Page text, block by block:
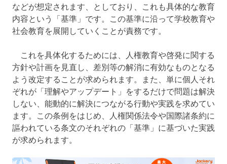
などが想定されます、としており、これも具体的な教育
内容という「基準」です。この基準に沿って学校教育や
社会教育を展開していくことが責務です。
これを具体化するためには、人権教育や啓発に関する
方針や計画を見直し、差別等の解消に有効なものとなる
よう改定することが求められます。また、単に個人それ
ぞれが「理解やアップデート」をするだけで問題は解決
しない、能動的に解決につながる行動や実践を求めてい
ます。この条例をはじめ、人権関係法令や国際諸条約に
謳われている条文のそれぞれの「基準」に基づいた実践
が求められます。